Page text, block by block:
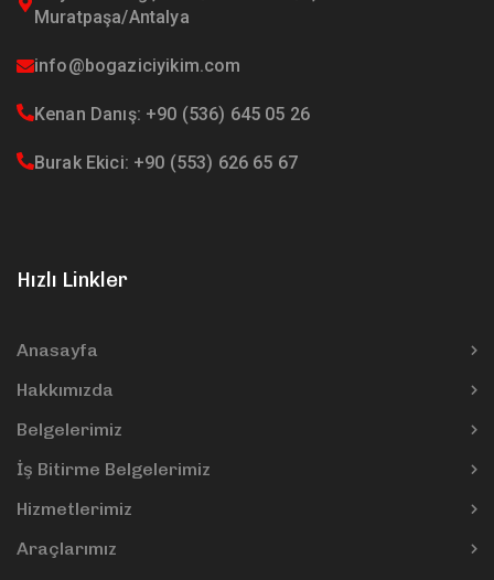
Muratpaşa/Antalya
info@bogaziciyikim.com
Kenan Danış: +90 (536) 645 05 26
Burak Ekici: +90 (553) 626 65 67
Hızlı Linkler
Anasayfa
Hakkımızda
Belgelerimiz
İş Bitirme Belgelerimiz
Hizmetlerimiz
Araçlarımız